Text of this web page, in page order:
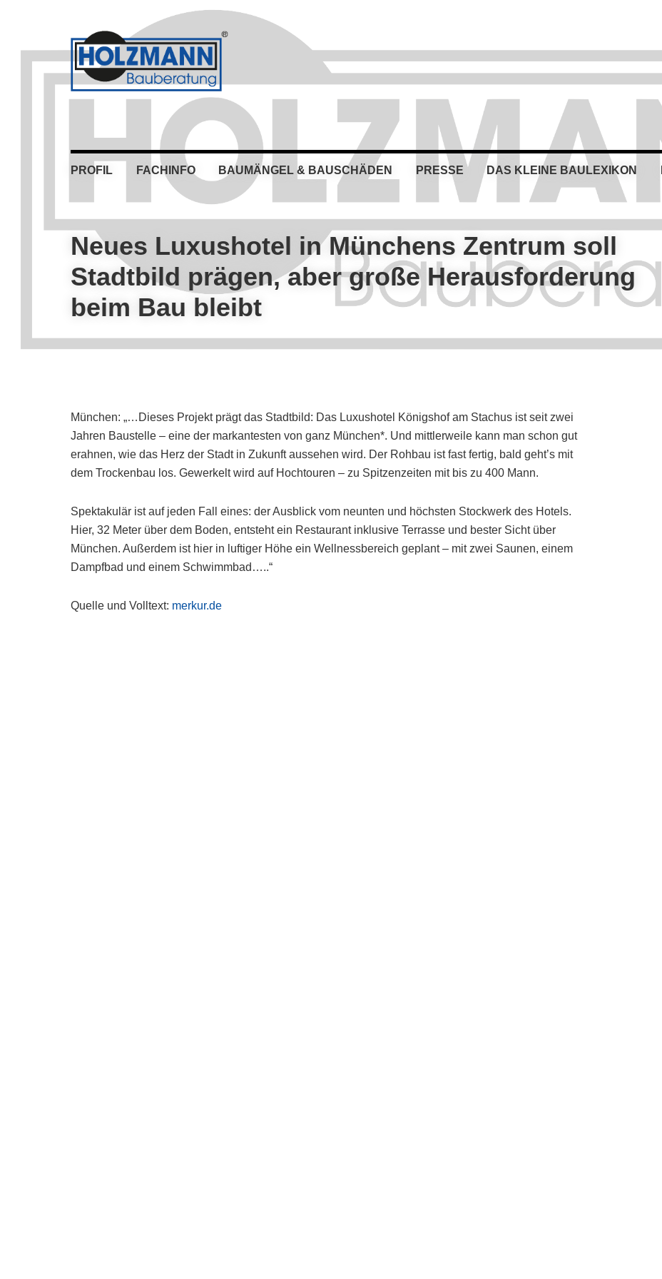
navigation
content
sidebar
PROFIL FACHINFO BAUMÄNGEL & BAUSCHÄDEN PRESSE DAS KLEINE BAULEXIKON
Neues Luxushotel in Münchens Zentrum soll
Stadtbild prägen, aber große Herausforderung
beim Bau bleibt
München: „…Dieses Projekt prägt das Stadtbild: Das Luxushotel Königshof am Stachus ist seit zwei
Jahren Baustelle – eine der markantesten von ganz München*. Und mittlerweile kann man schon gut
erahnen, wie das Herz der Stadt in Zukunft aussehen wird. Der Rohbau ist fast fertig, bald geht’s mit
dem Trockenbau los. Gewerkelt wird auf Hochtouren – zu Spitzenzeiten mit bis zu 400 Mann.
Spektakulär ist auf jeden Fall eines: der Ausblick vom neunten und höchsten Stockwerk des Hotels.
Hier, 32 Meter über dem Boden, entsteht ein Restaurant inklusive Terrasse und bester Sicht über
München. Außerdem ist hier in luftiger Höhe ein Wellnessbereich geplant – mit zwei Saunen, einem
Dampfbad und einem Schwimmbad…..“
Quelle und Volltext: merkur.de